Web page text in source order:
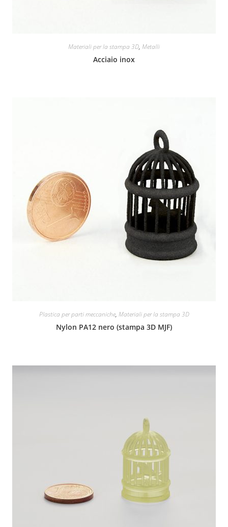
Materiali per la stampa 3D, Metalli
Acciaio inox
Plastica per parti meccaniche, Materiali per la stampa 3D
Nylon PA12 nero (stampa 3D MJF)